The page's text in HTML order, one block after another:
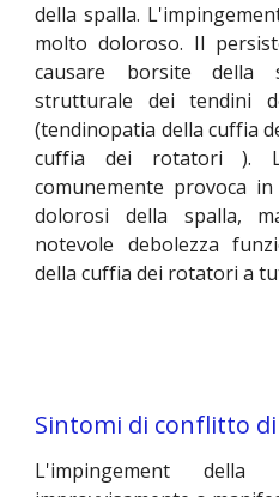
della spalla.
molto doloroso. Il
causare borsite della
strutturale dei tendini
(tendinopatia dellacuffia
cuffia dei rotatori ).
comunemente provoca
dolorosi della spalla,
notevole debolezza
della cuffia dei rotatori a
Sintomi di conflitto
L'impingement